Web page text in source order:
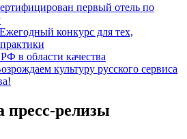
первый отель по
Ежегодный конкурс для тех,
в области качества
культуру русского сервиса
пресс-релизы